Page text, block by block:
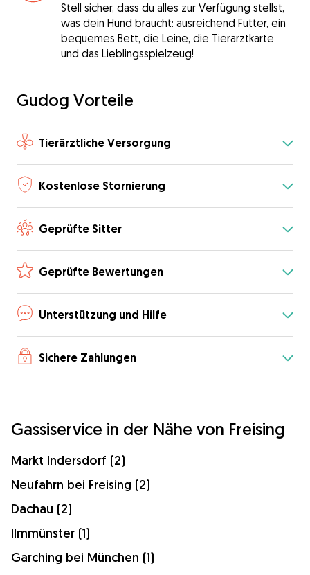
Stell sicher, dass du alles zur Verfügung stellst,
was dein Hund braucht: ausreichend Futter, ein
bequemes Bett, die Leine, die Tierarztkarte
und das Lieblingsspielzeug!
Gudog Vorteile
Tierärztliche Versorgung
Kostenlose Stornierung
Geprüfte Sitter
Geprüfte Bewertungen
Unterstützung und Hilfe
Sichere Zahlungen
Gassiservice in der Nähe von Freising
Markt Indersdorf (2)
Neufahrn bei Freising (2)
Dachau (2)
Ilmmünster (1)
Garching bei München (1)